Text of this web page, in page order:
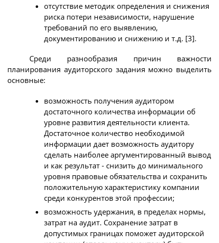
отсутствие методик определения и снижения
риска потери независимости, нарушение
требований по его выявлению,
документированию и снижению и т.д. [3].
Среди разнообразия причин важности
планирования аудиторского задания можно выделить
основные:
возможность получения аудитором
достаточного количества информации об
уровне развития деятельности клиента.
Достаточное количество необходимой
информации дает возможность аудитору
сделать наиболее аргументированный вывод
и как результат - снизить до минимального
уровня правовые обязательства и сохранить
положительную характеристику компании
среди конкурентов этой профессии;
возможность удержания, в пределах нормы,
затрат на аудит. Сохранение затрат в
допустимых границах поможет аудиторской